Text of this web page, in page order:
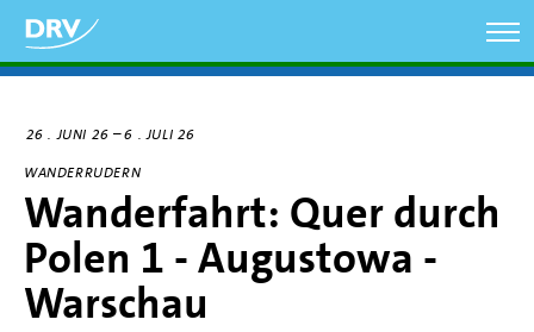
zum
Inhalt
26 JUNI 26 –6
JULI 26
WANDERRUDERN
Wanderfahrt: Quer durch
Polen 1 - Augustowa -
Warschau